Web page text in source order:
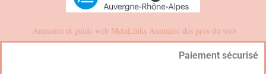
Annuaire et guide web MetaLinks Annuaire des pros du web
Paiement sécurisé